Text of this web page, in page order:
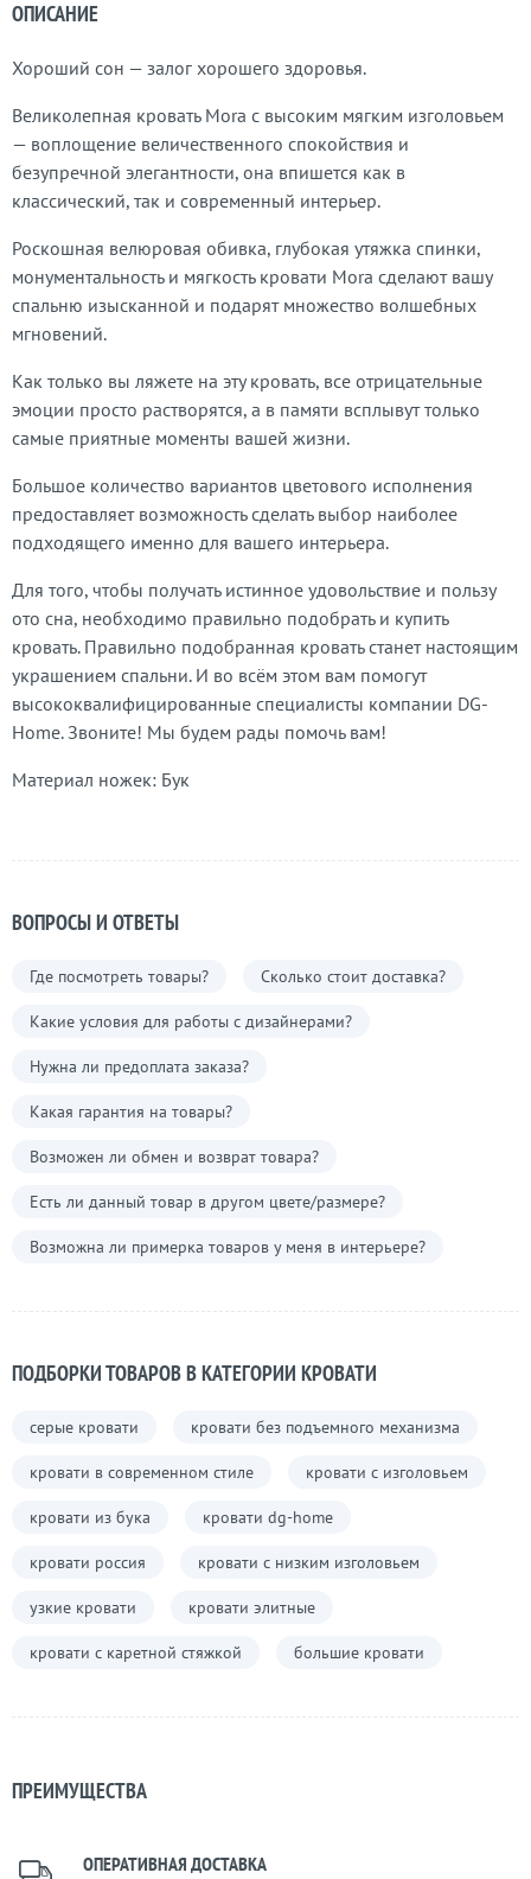
ОПИСАНИЕ
Хороший сон — залог хорошего здоровья.
Великолепная кровать Mora с высоким мягким изголовьем
— воплощение величественного спокойствия и
безупречной элегантности, она впишется как в
классический, так и современный интерьер.
Роскошная велюровая обивка, глубокая утяжка спинки,
монументальность и мягкость кровати Mora сделают вашу
спальню изысканной и подарят множество волшебных
мгновений.
Как только вы ляжете на эту кровать, все отрицательные
эмоции просто растворятся, а в памяти всплывут только
самые приятные моменты вашей жизни.
Большое количество вариантов цветового исполнения
предоставляет возможность сделать выбор наиболее
подходящего именно для вашего интерьера.
Для того, чтобы получать истинное удовольствие и пользу
ото сна, необходимо правильно подобрать и купить
кровать. Правильно подобранная кровать станет настоящим
украшением спальни. И во всём этом вам помогут
высококвалифицированные специалисты компании DG-
Home. Звоните! Мы будем рады помочь вам!
Материал ножек: Бук
ВОПРОСЫ И ОТВЕТЫ
Где посмотреть товары? Сколько стоит доставка?
Какие условия для работы с дизайнерами?
Нужна ли предоплата заказа?
Какая гарантия на товары?
Возможен ли обмен и возврат товара?
Есть ли данный товар в другом цвете/размере?
Возможна ли примерка товаров у меня в интерьере?
ПОДБОРКИ ТОВАРОВ В КАТЕГОРИИ КРОВАТИ
серые кровати кровати без подъемного механизма
кровати в современном стиле кровати с изголовьем
кровати из бука кровати dg-home
кровати россия кровати с низким изголовьем
узкие кровати кровати элитные
кровати с каретной стяжкой большие кровати
ПРЕИМУЩЕСТВА
ОПЕРАТИВНАЯ ДОСТАВКА